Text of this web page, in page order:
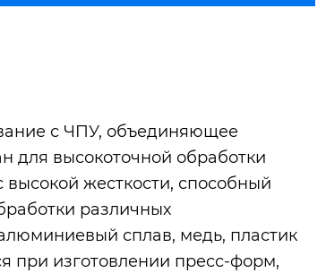
с ЧПУ, объединяющее
для высокоточной обработки
жесткости, способный
различных
сплав, медь, пластик
при изготовлении пресс-форм,